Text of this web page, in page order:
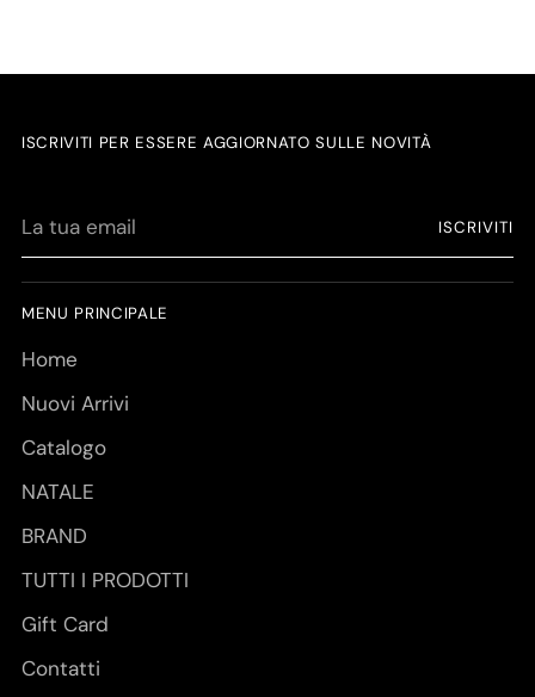
ISCRIVITI PER ESSERE AGGIORNATO SULLE NOVITÀ
tua
ISCRIVITI
MENU PRINCIPALE
Home
Nuovi Arrivi
Catalogo
NATALE
BRAND
TUTTI I PRODOTTI
Gift Card
Contatti